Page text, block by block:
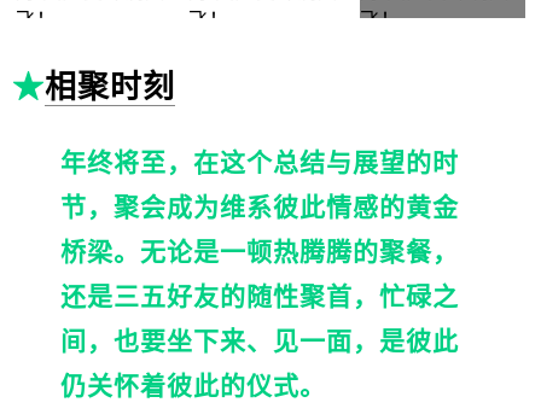
★相聚时刻
年终将至，在这个总结与展望的时
节，聚会成为维系彼此情感的黄金
桥梁。无论是一顿热腾腾的聚餐，
还是三五好友的随性聚首，忙碌之
间，也要坐下来、见一面，是彼此
仍关怀着彼此的仪式。